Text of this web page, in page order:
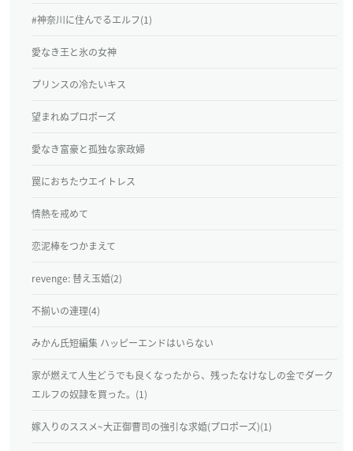
#神奈川に住んでるエルフ(1)
愛なき王と氷の女神
プリンスの冷たいキス
望まれぬプロポーズ
愛なき富豪と孤独な家政婦
罠におちたウエイトレス
情熱を戒めて
恋泥棒をつかまえて
revenge: 替え玉婚(2)
不揃いの連理(4)
みかん氏短編集 ハッピーエンドはいらない
家が燃えて人生どうでも良くなったから、残ったなけなしの金でダーク
エルフの奴隷を買った。(1)
嫁入りのススメ~大正御曹司の強引な求婚(プロポーズ)(1)